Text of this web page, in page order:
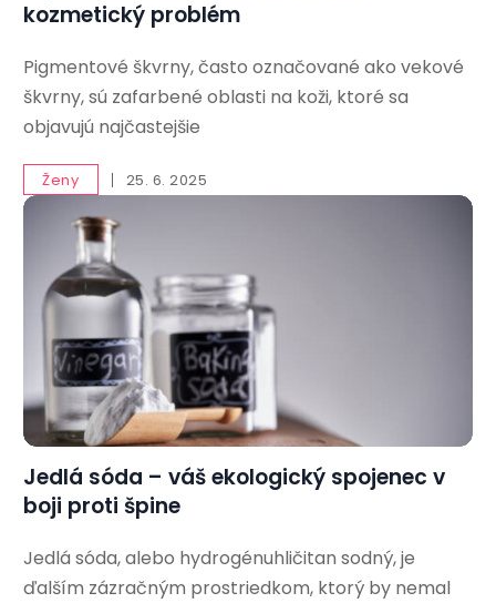
kozmetický problém
Pigmentové škvrny, často označované ako vekové
škvrny, sú zafarbené oblasti na koži, ktoré sa
objavujú najčastejšie
Ženy 25. 6. 2025
Jedlá sóda – váš ekologický spojenec v
boji proti špine
Jedlá sóda, alebo hydrogénuhličitan sodný, je
ďalším zázračným prostriedkom, ktorý by nemal